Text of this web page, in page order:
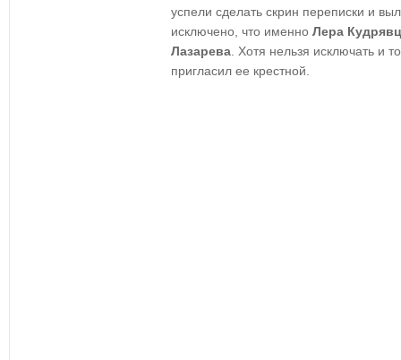
успели сделать скрин переписки и
исключено, что именно Лера
Лазарева . Хотя нельзя исключать и
пригласил ее крестной.